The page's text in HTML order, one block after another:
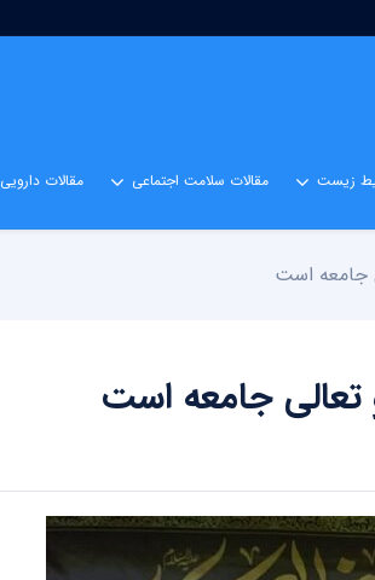
زیست مقالات سلامت اجتماعی مقالات دارویی
جامعه است
جامعه است